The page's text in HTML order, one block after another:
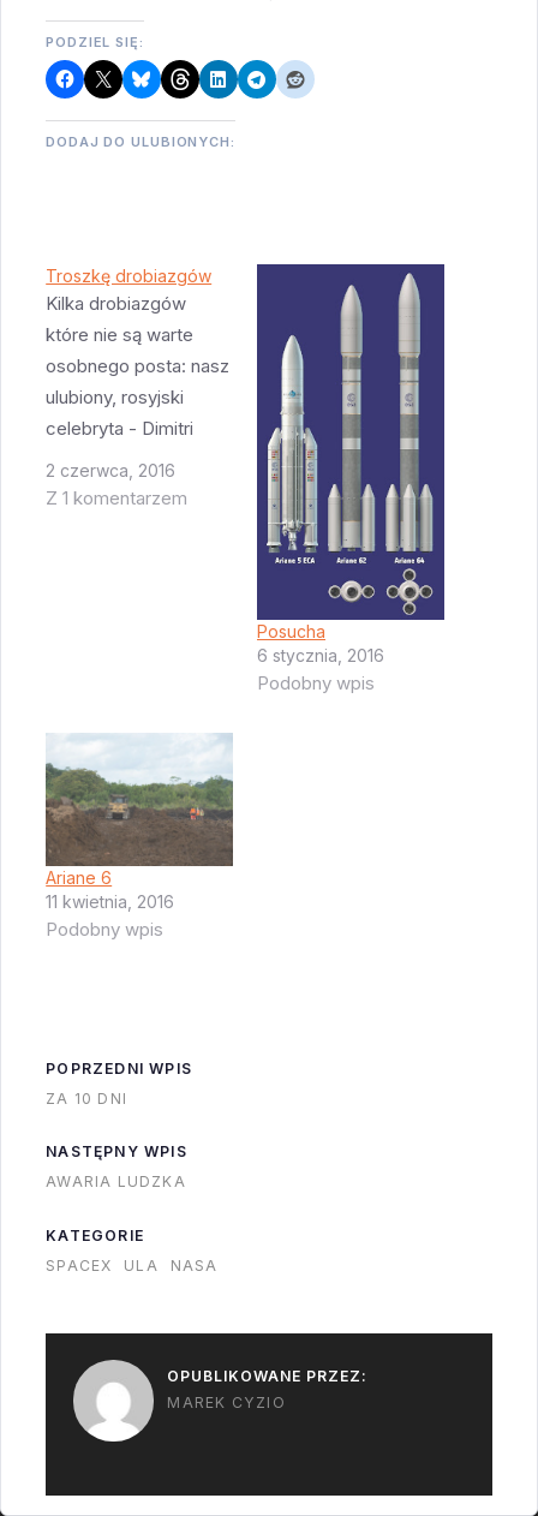
PODZIEL SIĘ:
DODAJ DO ULUBIONYCH:
Troszkę drobiazgów
Kilka drobiazgów
które nie są warte
osobnego posta: nasz
ulubiony, rosyjski
celebryta - Dimitri
Rogozin - powiedział
kilka dni temu że
zniwelować. A
wczoraj wycofał się
rakiem z…
2 czerwca, 2016
Z 1 komentarzem
Posucha
6 stycznia, 2016
Podobny wpis
Ariane 6
11 kwietnia, 2016
Podobny wpis
POPRZEDNI WPIS
ZA 10 DNI
NASTĘPNY WPIS
AWARIA LUDZKA
KATEGORIE
SPACEX
ULA NASA
OPUBLIKOWANE PRZEZ:
MAREK CYZIO